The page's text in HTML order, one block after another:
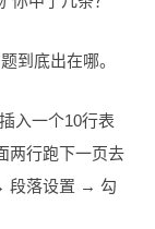
到底出在哪。
入一个10行表
两行跑下一页去
段落设置 → 勾